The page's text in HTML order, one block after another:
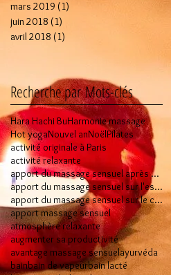
mars 2019 (1)
juin 2018 (1)
avril 2018 (1)
Recherche par Mots-clés
Hara Hachi BuHarmonie massage
Hot yogaNouvel anNoëlPilates
activité originale à Paris
activité relaxante
apport du massage sensuel après 50 ans
apport du massage sensuel sur l'esprit
apport du massage sensuel sur le corps
apport massage sensuel
atmosphère relaxante
augmenter sa productivité
avantage massage sensuelayurvéda
bainbain de vapeurbain lacté